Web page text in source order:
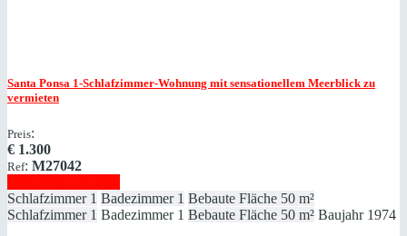
Santa Ponsa 1-Schlafzimmer-Wohnung mit sensationellem Meerblick zu
vermieten
Preis:
€ 1.300
Ref: M27042
Schlafzimmer 1 Badezimmer 1 Bebaute Fläche 50 m²
Schlafzimmer 1 Badezimmer 1 Bebaute Fläche 50 m² Baujahr 1974